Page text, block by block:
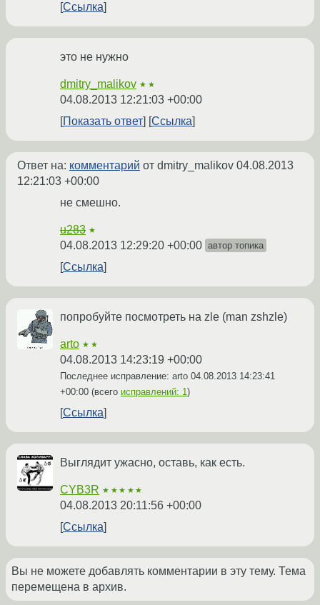
Ссылка
это не нужно
dmitry_malikov ★★
04.08.2013 12:21:03 +00:00
Показать ответ
Ссылка
Ответ на: комментарий от dmitry_malikov 04.08.2013
12:21:03 +00:00
не смешно.
u283 ★
04.08.2013 12:29:20 +00:00 автор топика
Ссылка
попробуйте посмотреть на zle (man zshzle)
arto ★★
04.08.2013 14:23:19 +00:00
Последнее исправление: arto 04.08.2013 14:23:41
+00:00 (всего исправлений: 1)
Ссылка
Выглядит ужасно, оставь, как есть.
CYB3R ★★★★★
04.08.2013 20:11:56 +00:00
Ссылка
Вы не можете добавлять комментарии в эту тему. Тема
перемещена в архив.